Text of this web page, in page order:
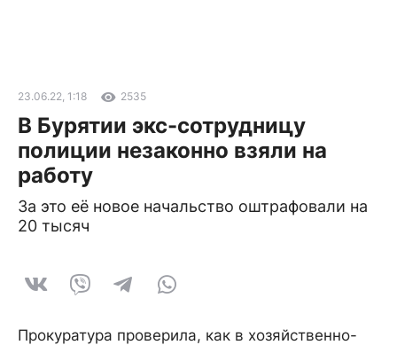
23.06.22, 1:18 2535
В Бурятии экс-сотрудницу
полиции незаконно взяли на
работу
За это её новое начальство оштрафовали на
20 тысяч
Прокуратура проверила, как в хозяйственно-